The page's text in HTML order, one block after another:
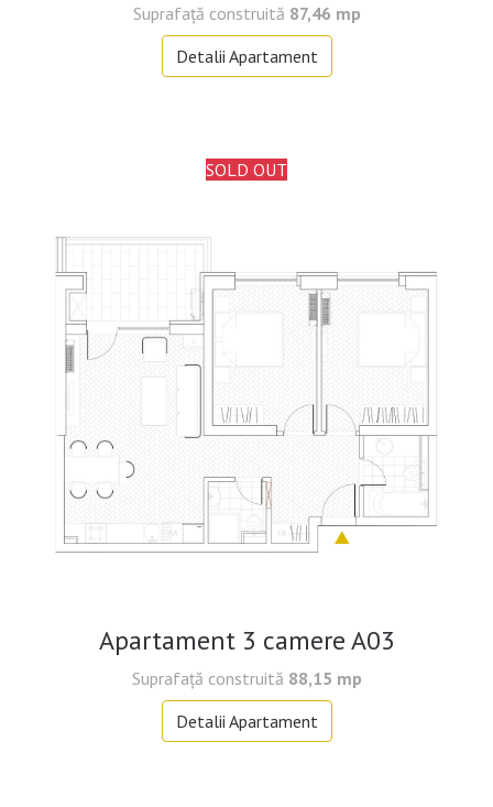
Suprafață construită 87,46 mp
Detalii Apartament
SOLD OUT
Apartament 3 camere A03
Suprafață construită 88,15 mp
Detalii Apartament